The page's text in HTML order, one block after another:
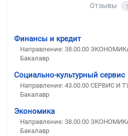
Отзывы 1
Финансы и кредит
Направление: 38.00.00
Бакалавр
Социально-культурный сервис
Направление: 43.00.00 СЕРВИС И
Бакалавр
Экономика
Направление: 38.00.00
Бакалавр